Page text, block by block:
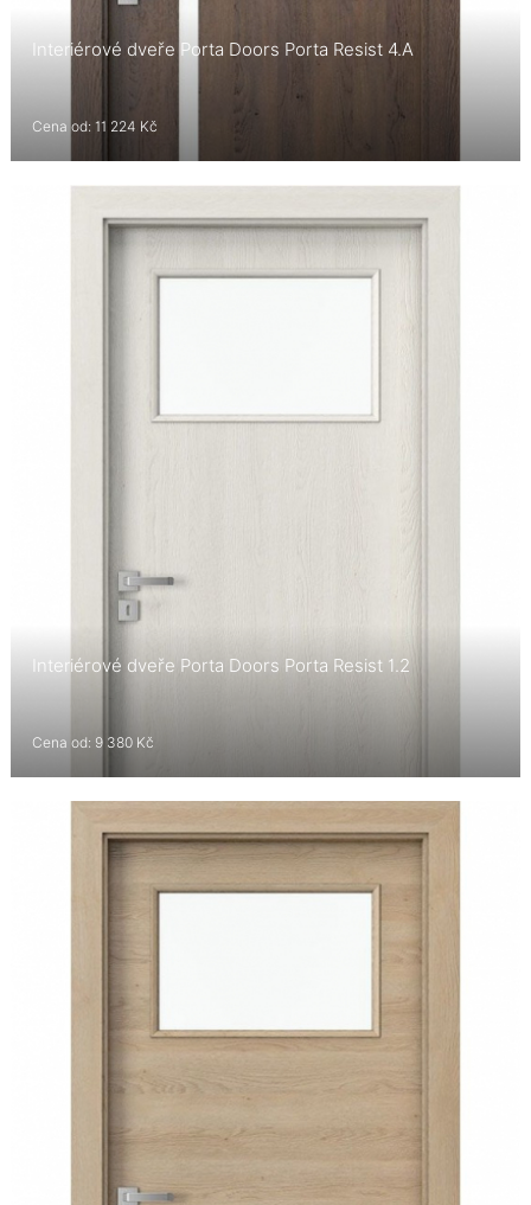
Interiérové dveře Porta Doors Porta Resist 4.A
Cena od: 11 224 Kč
Interiérové dveře Porta Doors Porta Resist 1.2
Cena od: 9 380 Kč